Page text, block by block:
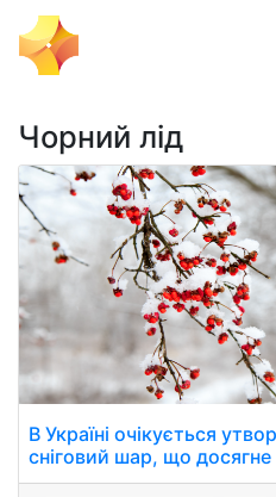
Чорний лід
В Україні очікується
сніговий шар, що